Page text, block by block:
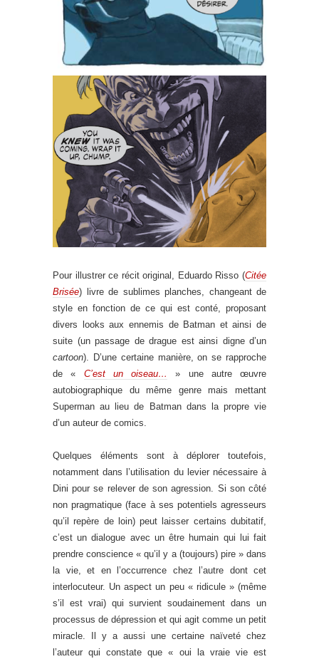
Pour illustrer ce récit original, Eduardo Risso (Citée
Brisée) livre de sublimes planches, changeant de
style en fonction de ce qui est conté, proposant
divers looks aux ennemis de Batman et ainsi de
suite (un passage de drague est ainsi digne d’un
cartoon). D’une certaine manière, on se rapproche
de « C’est un oiseau…
» une autre œuvre
autobiographique du même genre mais mettant
Superman au lieu de Batman dans la propre vie
d’un auteur de comics.
Quelques éléments sont à déplorer toutefois,
notamment dans l’utilisation du levier nécessaire à
Dini pour se relever de son agression. Si son côté
non pragmatique (face à ses potentiels agresseurs
qu’il repère de loin) peut laisser certains dubitatif,
c’est un dialogue avec un être humain qui lui fait
prendre conscience « qu’il y a (toujours) pire » dans
la vie, et en l’occurrence chez l’autre dont cet
interlocuteur. Un aspect un peu « ridicule » (même
s’il est vrai) qui survient soudainement dans un
processus de dépression et qui agit comme un petit
miracle. Il y a aussi une certaine naïveté chez
l’auteur qui constate que « oui la vraie vie est